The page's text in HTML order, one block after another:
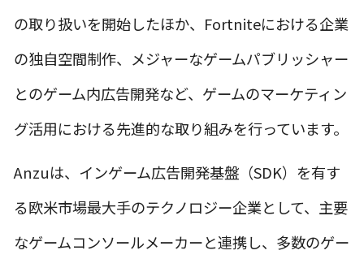
の取り扱いを開始したほか、Fortniteにおける企業
の独自空間制作、メジャーなゲームパブリッシャー
とのゲーム内広告開発など、ゲームのマーケティン
グ活用における先進的な取り組みを行っています。
Anzuは、インゲーム広告開発基盤（SDK）を有す
る欧米市場最大手のテクノロジー企業として、主要
なゲームコンソールメーカーと連携し、多数のゲー